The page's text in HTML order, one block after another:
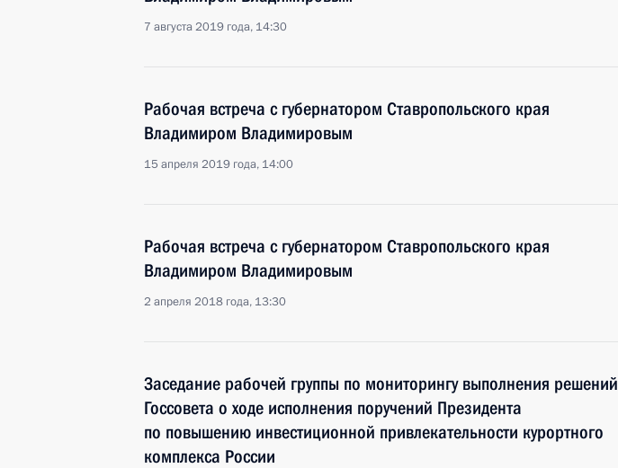
7 августа 2019 года, 14:30
Рабочая встреча с губернатором Ставропольского края
Владимиром Владимировым
15 апреля 2019 года, 14:00
Рабочая встреча с губернатором Ставропольского края
Владимиром Владимировым
2 апреля 2018 года, 13:30
Заседание рабочей группы по мониторингу выполнения решений
Госсовета о ходе исполнения поручений Президента
по повышению инвестиционной привлекательности курортного
комплекса России